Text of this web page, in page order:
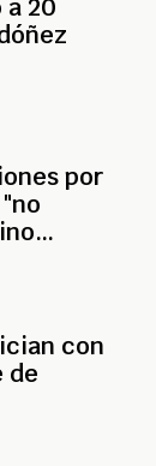
20
por
con
de